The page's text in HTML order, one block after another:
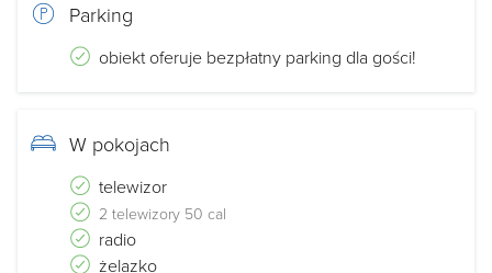
Parking
obiekt oferuje bezpłatny parking dla gości!
W pokojach
telewizor
2 telewizory 50 cal
radio
żelazko